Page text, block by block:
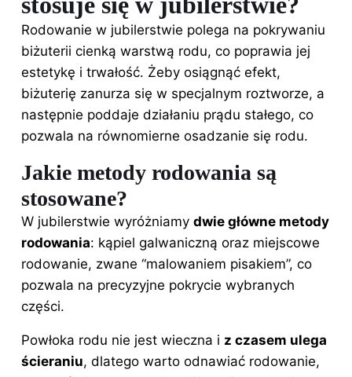
Rodowanie w jubilerstwie polega na pokrywaniu
biżuterii cienką warstwą rodu, co poprawia jej
estetykę i trwałość. Żeby osiągnąć efekt,
biżuterię zanurza się w specjalnym roztworze, a
następnie poddaje działaniu prądu stałego, co
pozwala na równomierne osadzanie się rodu.
Jakie metody rodowania są
stosowane?
W jubilerstwie wyróżniamy dwie główne metody
rodowania: kąpiel galwaniczną oraz miejscowe
rodowanie, zwane “malowaniem pisakiem”, co
pozwala na precyzyjne pokrycie wybranych
części.
Powłoka rodu nie jest wieczna i z czasem ulega
ścieraniu, dlatego warto odnawiać rodowanie,